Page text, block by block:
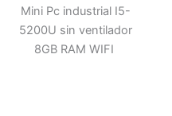
Mini Pc industrial I5-
5200U sin ventilador
8GB RAM WIFI